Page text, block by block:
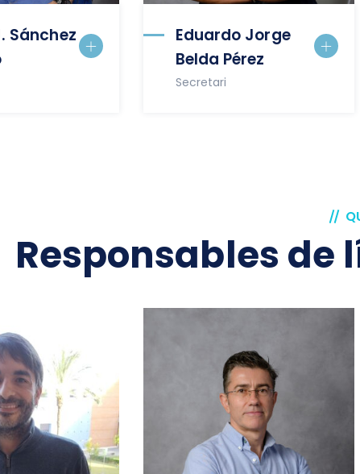
Sánchez
Eduardo Jorge
Belda Pérez
Secretari
Responsables